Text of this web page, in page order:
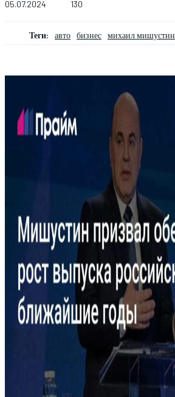
05.07.2024 130
Теги: авто бизнес михаил мишустин